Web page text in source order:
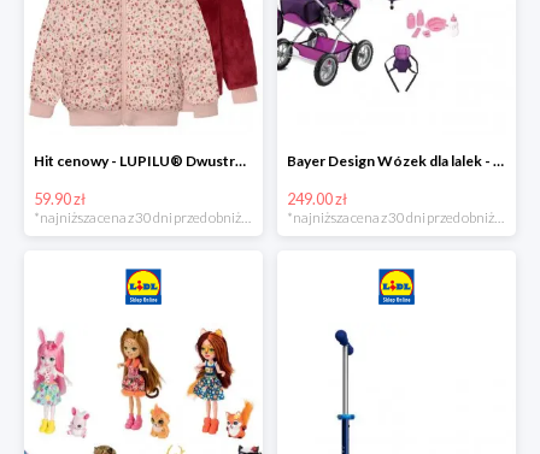
Hit cenowy - LUPILU® Dwustronna kurtka pikowana dziewczęca
59.90 zł
*najniższa cena z 30 dni przed obniżką
Bayer Design Wózek dla lalek - megazestaw
249.00 zł
*najniższa cena z 30 dni przed obniżką